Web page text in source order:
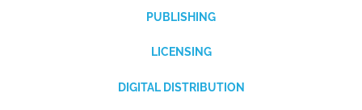
PUBLISHING
LICENSING
DIGITAL DISTRIBUTION